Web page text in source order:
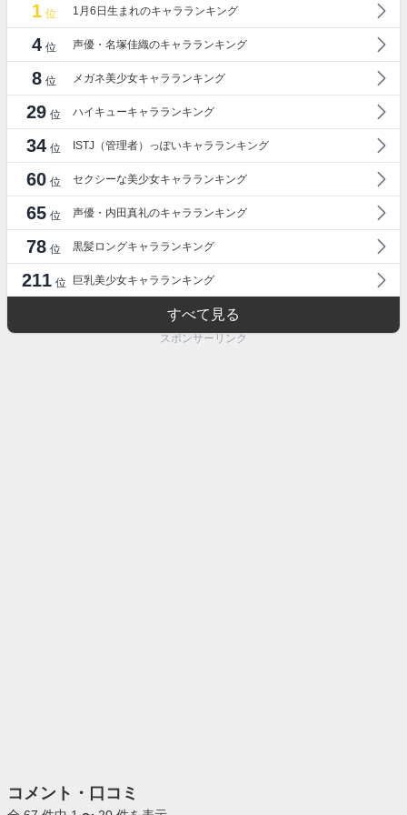
1 位 1月6日生まれのキャラランキング
4 位 声優・名塚佳織のキャラランキング
8 位 メガネ美少女キャラランキング
29 位 ハイキューキャラランキング
34 位 ISTJ（管理者）っぽいキャラランキング
60 位 セクシーな美少女キャラランキング
65 位 声優・内田真礼のキャラランキング
78 位 黒髪ロングキャラランキング
211 位 巨乳美少女キャラランキング
すべて見る
スポンサーリンク
コメント・口コミ